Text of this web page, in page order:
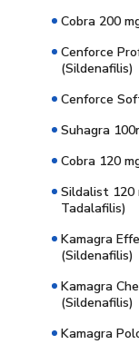
Cobra 200
Cenforce
(Sildenafilis)
Cenforce
Suhagra
Cobra 120
Sildalist 120
Tadalafilis)
Kamagra
(Sildenafilis)
Kamagra
(Sildenafilis)
Kamagra